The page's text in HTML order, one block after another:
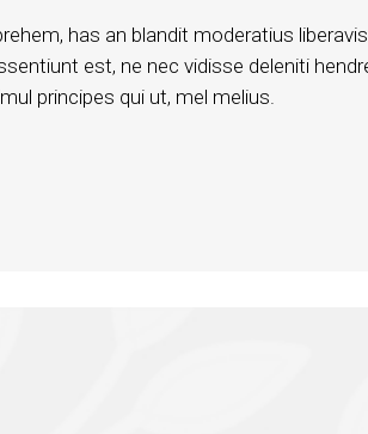
has an blandit moderatius
est, ne nec vidisse deleniti
principes qui ut, mel melius.